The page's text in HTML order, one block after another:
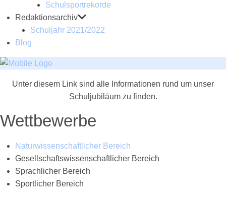
Schulsportrekorde
Redaktionsarchiv
Schuljahr 2021/2022
Blog
Unter diesem Link sind alle Informationen rund um unser
Schuljubiläum zu finden.
Wettbewerbe
Naturwissenschaftlicher Bereich
Gesellschaftswissenschaftlicher Bereich
Sprachlicher Bereich
Sportlicher Bereich